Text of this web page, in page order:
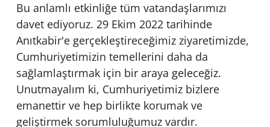
Bu anlamlı etkinliğe tüm vatandaşlarımızı
davet ediyoruz. 29 Ekim 2022 tarihinde
Anıtkabir'e gerçekleştireceğimiz ziyaretimizde,
Cumhuriyetimizin temellerini daha da
sağlamlaştırmak için bir araya geleceğiz.
Unutmayalım ki, Cumhuriyetimiz bizlere
emanettir ve hep birlikte korumak ve
geliştirmek sorumluluğumuz vardır.